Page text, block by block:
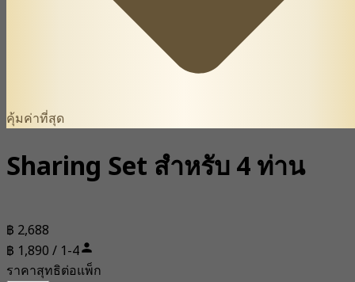
คุ้มค่าที่สุด
Sharing Set สำหรับ 4 ท่าน
฿ 2,688
฿ 1,890 / 1-4
ราคาสุทธิต่อแพ็ก